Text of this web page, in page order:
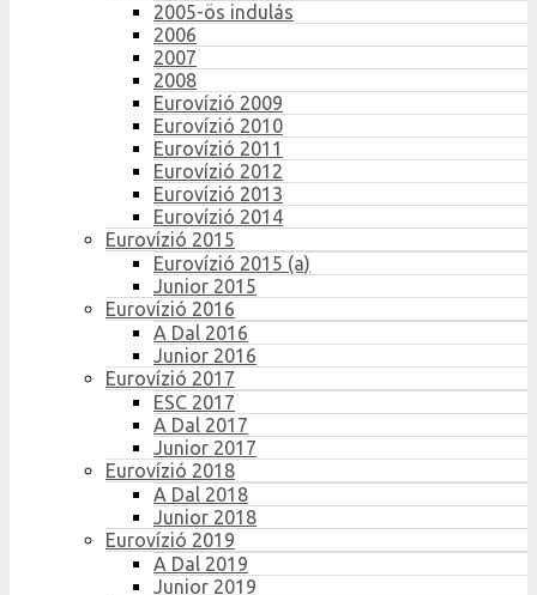
2005-ös indulás
2006
2007
2008
Eurovízió 2009
Eurovízió 2010
Eurovízió 2011
Eurovízió 2012
Eurovízió 2013
Eurovízió 2014
Eurovízió 2015
Eurovízió 2015 (a)
Junior 2015
Eurovízió 2016
A Dal 2016
Junior 2016
Eurovízió 2017
ESC 2017
A Dal 2017
Junior 2017
Eurovízió 2018
A Dal 2018
Junior 2018
Eurovízió 2019
A Dal 2019
Junior 2019